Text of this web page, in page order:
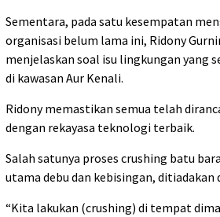
Sementara, pada satu kesempatan
organisasi belum lama ini, Ridony
menjelaskan soal isu lingkungan yang
di kawasan Aur Kenali.
Ridony memastikan semua telah
dengan rekayasa teknologi terbaik.
Salah satunya proses crushing batu
utama debu dan kebisingan, ditiadakan
“Kita lakukan (crushing) di tempat